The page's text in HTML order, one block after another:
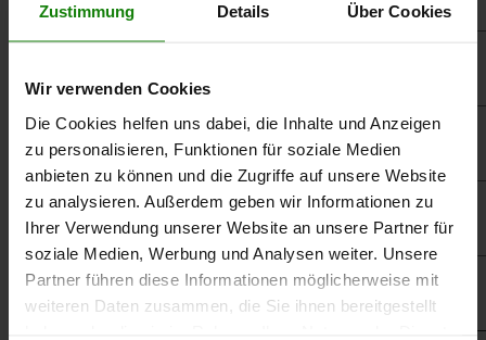
Zustimmung Details Über Cookies
Wir verwenden Cookies
Die Cookies helfen uns dabei, die Inhalte und Anzeigen
zu personalisieren, Funktionen für soziale Medien
anbieten zu können und die Zugriffe auf unsere Website
zu analysieren. Außerdem geben wir Informationen zu
Ihrer Verwendung unserer Website an unsere Partner für
soziale Medien, Werbung und Analysen weiter. Unsere
Partner führen diese Informationen möglicherweise mit
weiteren Daten zusammen, die Sie ihnen bereitgestellt
175,000 KG